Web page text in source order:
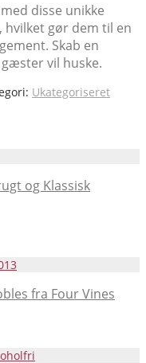
disse unikke
hvilket gør dem til en
Skab en
vil huske.
Ukategoriseret
og Klassisk
fra Four Vines